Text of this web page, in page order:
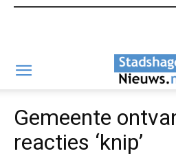
Gemeente
reacties ‘knip’